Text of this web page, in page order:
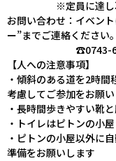
※定員に達し次第
お問い合わせ：イベン
ー”までご連絡ください。
☎0743-61-
【人への注意事項】
・傾斜のある道を2時
考慮してご参加をお願
・長時間歩きやすい靴
・トイレはピトンの小
・ピトンの小屋以外に
準備をお願いします